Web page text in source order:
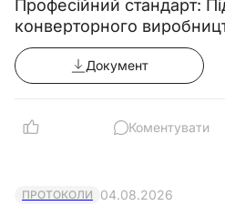
Професійний стандарт:
конверторного
Документ
Коментувати
ПРОТОКОЛИ 04.08.2026